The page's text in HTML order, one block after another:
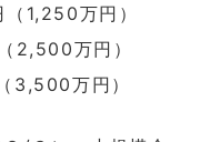
万円）
万円）
万円）